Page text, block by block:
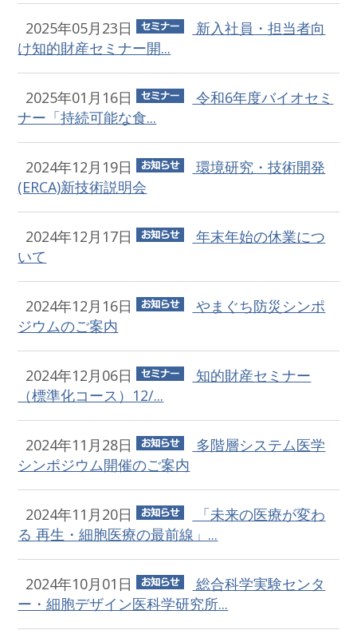
2025年05月23日
新入社員・担当者向
け知的財産セミナー開...
2025年01月16日
令和6年度バイオセミ
ナー「持続可能な食...
2024年12月19日
環境研究・技術開発
(ERCA)新技術説明会
2024年12月17日
年末年始の休業につ
いて
2024年12月16日
やまぐち防災シンポ
ジウムのご案内
2024年12月06日
知的財産セミナー
（標準化コース）12/...
2024年11月28日
多階層システム医学
シンポジウム開催のご案内
2024年11月20日
「未来の医療が変わ
る 再生・細胞医療の最前線」...
2024年10月01日
総合科学実験センタ
ー・細胞デザイン医科学研究所...